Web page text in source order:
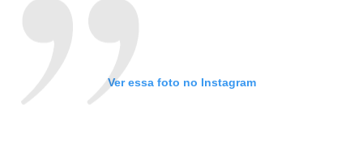
Ver essa foto no Instagram